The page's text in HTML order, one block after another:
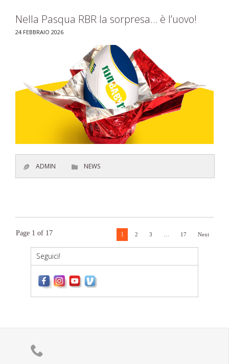
Nella Pasqua RBR la sorpresa… è l’uovo!
24 FEBBRAIO 2026
 ADMIN  CATEGORY
NEWS
Page 1 of 17 1 2 3 17 Next
Seguici!
